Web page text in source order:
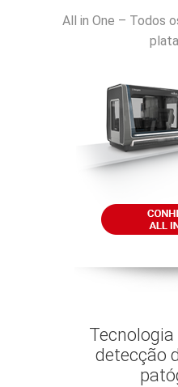
All in One – Todos
detecção